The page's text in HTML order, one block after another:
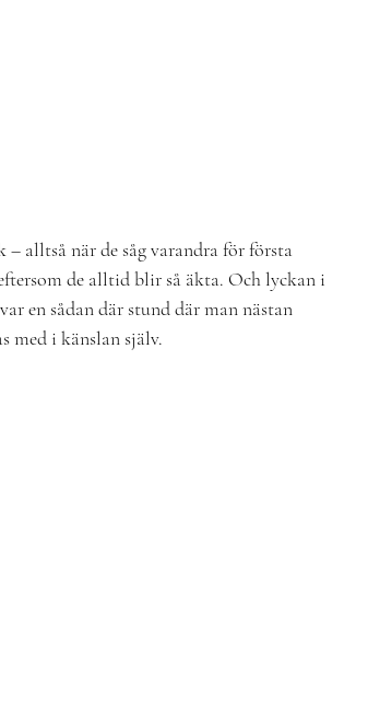
– alltså när de såg varandra för första
de alltid blir så äkta. Och lyckan i
en sådan där stund där man nästan
med i känslan själv.